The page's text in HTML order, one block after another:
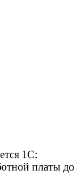
1C:
платы до